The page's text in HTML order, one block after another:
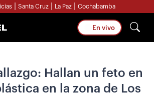
Santa Cruz La Paz Cochabamba
En vivo
Hallan un feto en
en la zona de Los